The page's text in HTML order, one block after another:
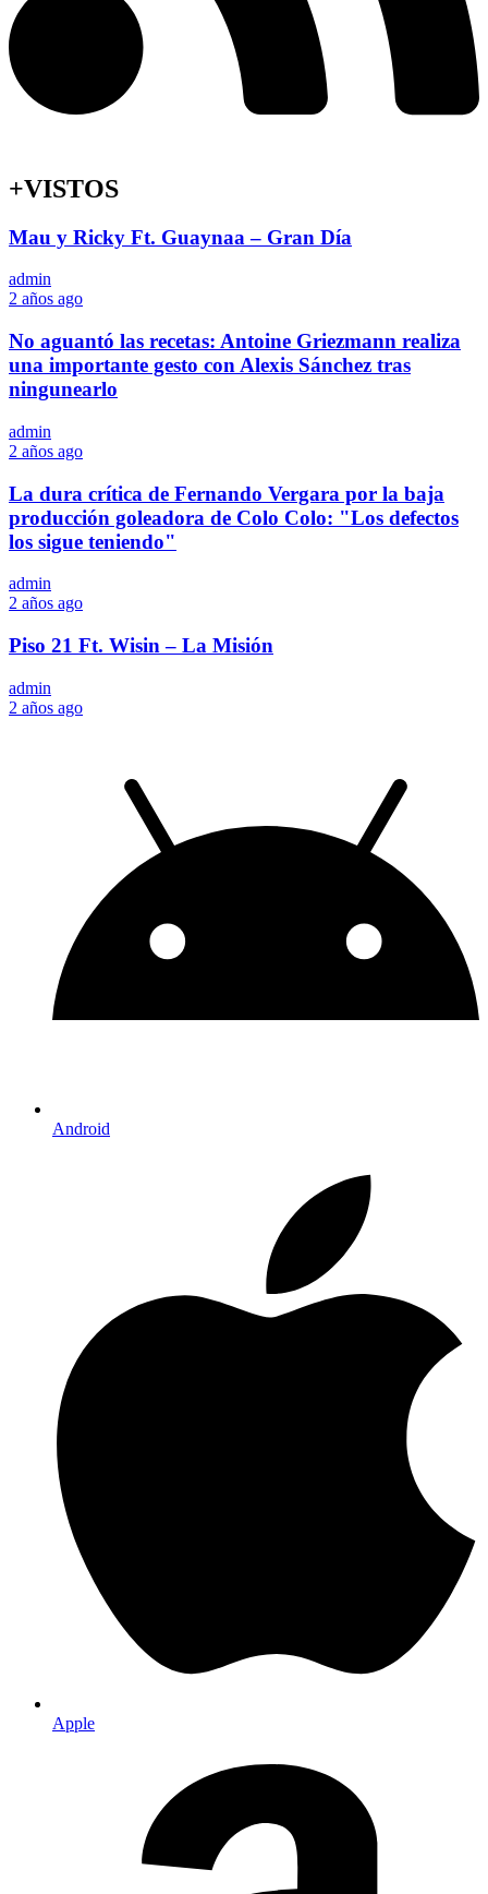
+VISTOS
Mau y Ricky Ft. Guaynaa – Gran Día
admin
2 años ago
No aguantó las recetas: Antoine Griezmann realiza
una importante gesto con Alexis Sánchez tras
ningunearlo
admin
2 años ago
La dura crítica de Fernando Vergara por la baja
producción goleadora de Colo Colo: "Los defectos
los sigue teniendo"
admin
2 años ago
Piso 21 Ft. Wisin – La Misión
admin
2 años ago
Android
Apple